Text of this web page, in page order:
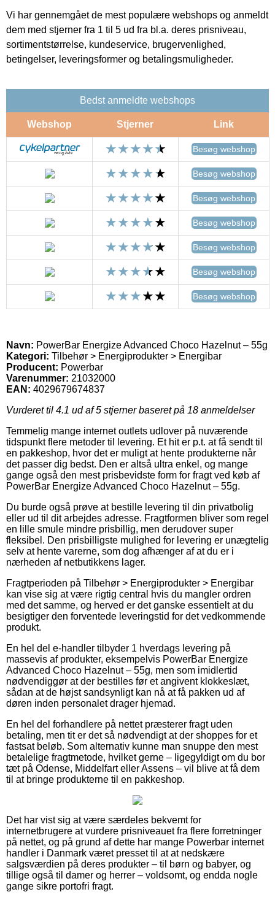
Vi har gennemgået de mest populære webshops og anmeldt
dem med stjerner fra 1 til 5 ud fra bl.a. deres prisniveau,
sortimentstørrelse, kundeservice, brugervenlighed,
betingelser, leveringsformer og betalingsmuligheder.
Bedst anmeldte webshops
Webshop Stjerner Link
Besøg webshop
Besøg webshop
Besøg webshop
Besøg webshop
Besøg webshop
Besøg webshop
Besøg webshop
Navn: PowerBar Energize Advanced Choco Hazelnut – 55g
Kategori: Tilbehør > Energiprodukter > Energibar
Producent: Powerbar
Varenummer: 21032000
EAN: 4029679674837
Vurderet til 4.1 ud af 5 stjerner baseret på 18 anmeldelser
Temmelig mange internet outlets udlover på nuværende
tidspunkt flere metoder til levering. Et hit er p.t. at få sendt til
en pakkeshop, hvor det er muligt at hente produkterne når
det passer dig bedst. Den er altså ultra enkel, og mange
gange også den mest prisbevidste form for fragt ved køb af
PowerBar Energize Advanced Choco Hazelnut – 55g.
Du burde også prøve at bestille levering til din privatbolig
eller ud til dit arbejdes adresse. Fragtformen bliver som regel
en lille smule mindre prisbillig, men derudover super
fleksibel. Den prisbilligste mulighed for levering er unægtelig
selv at hente varerne, som dog afhænger af at du er i
nærheden af netbutikkens lager.
Fragtperioden på Tilbehør > Energiprodukter > Energibar
kan vise sig at være rigtig central hvis du mangler ordren
med det samme, og herved er det ganske essentielt at du
besigtiger den forventede leveringstid for det vedkommende
produkt.
En hel del e-handler tilbyder 1 hverdags levering på
massevis af produkter, eksempelvis PowerBar Energize
Advanced Choco Hazelnut – 55g, men som imidlertid
nødvendiggør at der bestilles før et angivent klokkeslæt,
sådan at de højst sandsynligt kan nå at få pakken ud af
døren inden personalet drager hjemad.
En hel del forhandlere på nettet præsterer fragt uden
betaling, men tit er det så nødvendigt at der shoppes for et
fastsat beløb. Som alternativ kunne man snuppe den mest
betalelige fragtmetode, hvilket gerne – ligegyldigt om du bor
tæt på Odense, Middelfart eller Assens – vil blive at få dem
til at bringe produkterne til en pakkeshop.
Det har vist sig at være særdeles bekvemt for
internetbrugere at vurdere prisniveauet fra flere forretninger
på nettet, og på grund af dette har mange Powerbar internet
handler i Danmark været presset til at at nedskære
salgsværdien på deres produkter – til børn og babyer, og
tillige også til damer og herrer – voldsomt, og endda nogle
gange sikre portofri fragt.